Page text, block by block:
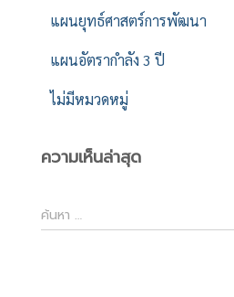
แผนยุทธ์ศาสตร์การพัฒนา
แผนอัตรากำลัง 3 ปี
ไม่มีหมวดหมู่
ความเห็นล่าสุด
ค้
น
ค้นหา …